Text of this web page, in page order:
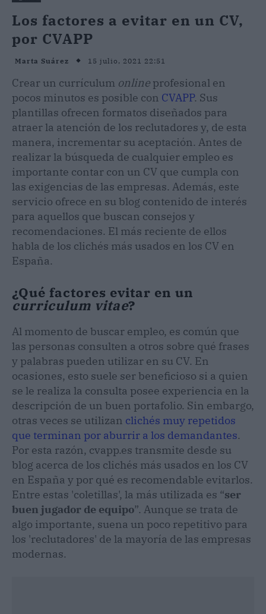
Los factores a evitar en un CV,
por CVAPP
Marta Suárez 15 julio, 2021 22:51
Crear un currículum online profesional en
pocos minutos es posible con CVAPP. Sus
plantillas ofrecen formatos diseñados para
atraer la atención de los reclutadores y, de esta
manera, incrementar su aceptación. Antes de
realizar la búsqueda de cualquier empleo es
importante contar con un CV que cumpla con
las exigencias de las empresas. Además, este
servicio ofrece en su blog contenido de interés
para aquellos que buscan consejos y
recomendaciones. El más reciente de ellos
habla de los clichés más usados en los CV en
España.
¿Qué factores evitar en un
curriculum vitae?
Al momento de buscar empleo, es común que
las personas consulten a otros sobre qué frases
y palabras pueden utilizar en su CV. En
ocasiones, esto suele ser beneficioso si a quien
se le realiza la consulta posee experiencia en la
descripción de un buen portafolio. Sin embargo,
otras veces se utilizan clichés muy repetidos
que terminan por aburrir a los demandantes.
Por esta razón, cvapp.es transmite desde su
blog acerca de los clichés más usados en los CV
en España y por qué es recomendable evitarlos.
Entre estas 'coletillas', la más utilizada es “ser
buen jugador de equipo”. Aunque se trata de
algo importante, suena un poco repetitivo para
los 'reclutadores' de la mayoría de las empresas
modernas.